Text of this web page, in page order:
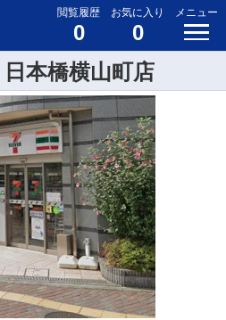
閲覧履歴
0
お気に入り
0
メニュー
本橋横山町店